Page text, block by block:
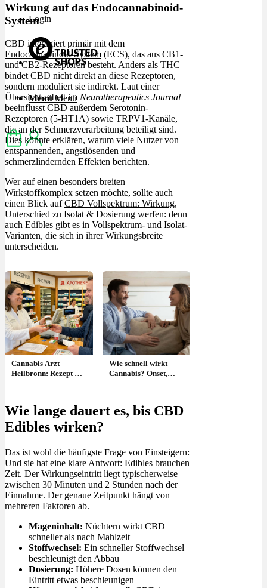
Login
Menü Menü
Wirkung auf das Endocannabinoid-
System
CBD interagiert primär mit dem
Endocannabinoid-System (ECS), das aus CB1-
und CB2-Rezeptoren besteht. Anders als THC
bindet CBD nicht direkt an diese Rezeptoren,
sondern moduliert sie indirekt. Laut einer
Übersichtsarbeit im Neurotherapeutics Journal
beeinflusst CBD außerdem Serotonin-
Rezeptoren (5-HT1A) sowie TRPV1-Kanäle,
die an der Schmerzverarbeitung beteiligt sind.
Dies könnte erklären, warum viele Nutzer von
entspannenden, angstlösenden und
schmerzlindernden Effekten berichten.
Wer auf einen besonders breiten
Wirkstoffkomplex setzen möchte, sollte auch
einen Blick aufCBD Vollspektrum: Wirkung,
Unterschied zu Isolat & Dosierung werfen: denn
auch Edibles gibt es in Vollspektrum- und Isolat-
Varianten, die sich in ihrer Wirkungsbreite
unterscheiden.
Cannabis Arzt
Heilbronn: Rezept &
Wie schnell wirkt
Cannabis? Onset,
Wie lange dauert es, bis CBD
Edibles wirken?
Das ist wohl die häufigste Frage von Einsteigern:
Und sie hat eine klare Antwort: Edibles brauchen
Zeit. Der Wirkungseintritt liegt typischerweise
zwischen 30 Minuten und 2 Stunden nach der
Einnahme. Der genaue Zeitpunkt hängt von
mehreren Faktoren ab.
Mageninhalt: Nüchtern wirkt CBD
schneller als nach Mahlzeit
Stoffwechsel: Ein schneller Stoffwechsel
beschleunigt den Abbau
Dosierung: Höhere Dosen können den
Eintritt etwas beschleunigen